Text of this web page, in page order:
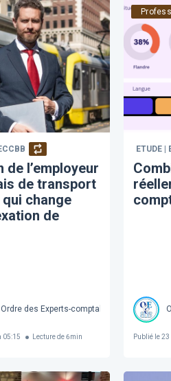
Belgique Société Royale
de l’employeur
de transport
qui change
de
Ordre des Experts-comptables et
05:15 Lecture de 6min
ETUDE |
Publié le23